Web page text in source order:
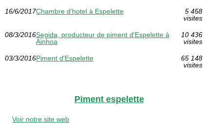
16/6/2017Chambre d'hotel à Espelette
5 458
visites
08/3/2016Segida, producteur de piment d'Espelette à
Ainhoa
10 436
visites
03/3/2016Piment d'Espelette
65 148
visites
Piment espelette
Voir notre site web